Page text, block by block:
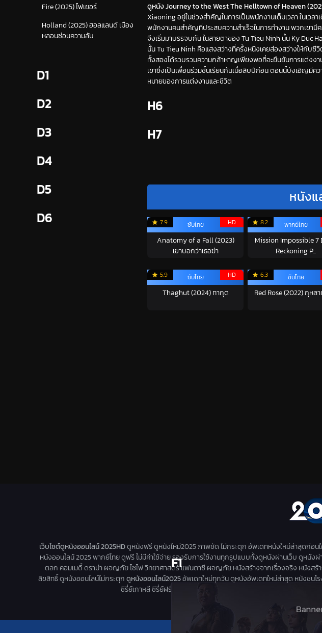
Fire (2025) ไฟเยอร์
Holland (2025) ฮอลแลนด์ เมือง
หลอนซ่อนความลับ
D1
D2
D3
D4
D5
D6
ดูหนัง Journey to the West The Helltown of Heaven
Xiaoning อยู่ในช่วงสำคัญในการเป็นพนักงานเต็มเวลา ในเวล
พนักงานคนสำคัญที่ประสบความสำเร็จในการทำงาน พวกเขา
จึงเริ่มมาบรรจบกัน ในสายตาของ Tu Tieu Ninh นั้น Ky Duc
นั้น Tu Tieu Ninh คือแสงสว่างที่ครั้งหนึ่งเคยส่องสว่างให้กับชี
ทั้งสองได้รวบรวมความกล้าหาญเพียงพอที่จะยืนยันการแต่ง
เขาซึ่งเป็นเพื่อนร่วมชั้นเรียนกันเมื่อสิบปีก่อน ตอนนี้บังเอิญมีค
หมายของการแต่งงานและชีวิต
H6
H7
หนังแ
7.9 HD
ซับไทย
Anatomy of a Fall (2023)
เขาบอกว่าเธอฆ่า
8.2 พากย์ไทย
Mission Impossible 7
Reckoning P...
5.9 HD
ซับไทย
Thaghut (2024) ทากุต
6.3 ซับไทย
Red Rose (2022) กุหล
F1
เว็บไซต์ดูหนังออนไลน์ 2025HDดูหนังฟรี ดูหนังใหม่2025 ภาพชัด ไม่กระตุก อัพเดทหนังใหม่ล่าสุดก่อน
หนังออนไลน์ 2025 พากย์ไทย ดูฟรี ไม่มีค่าใช้จ่าย รองรับการใช้งานทุกรูปแบบทั้งดูหนังผ่านเว็บ ดูหนั
ตลก คอมเมดี้ ดราม่า ผจญภัย ไซไฟ วิทยาศาสตร์ แฟนตาซี ผจญภัย หนังสร้างจากเรื่องจริง หนังสร้
ลิขสิทธิ์ ดูหนังออนไลน์ไม่กระตุกดูหนังออนไลน์2025อัพเดทใหม่ทุกวัน ดูหนังอัพเดทใหม่ล่าสุด หนังชนโ
ซีรี่ย์เกาหลี ซีรี่ย์ฝรั่ง มาใหม่ทุกวัน อัพเดทตอนใหม่ก่อนใคร ดูหนังฟรีไม่มี